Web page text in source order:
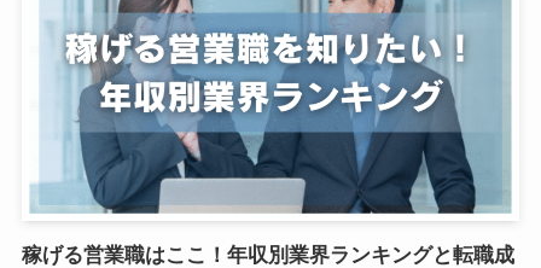
稼げる営業職はここ！年収別業界ランキングと転職成